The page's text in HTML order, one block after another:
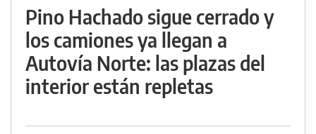
Pino Hachado sigue cerrado y
los camiones ya llegan a
Autovía Norte: las plazas del
interior están repletas